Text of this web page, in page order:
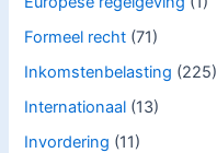
Formeel recht (71)
Inkomstenbelasting (225)
Internationaal (13)
Invordering (11)